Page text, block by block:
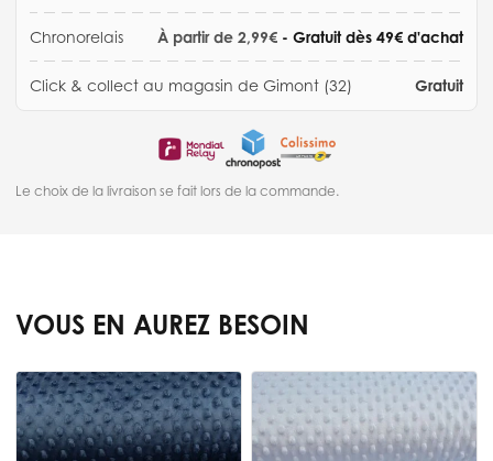
Chronorelais À partir de 2,99€ - Gratuit dès 49€ d'achat
Click & collect au magasin de Gimont (32) Gratuit
Le choix de la livraison se fait lors de la commande.
VOUS EN AUREZ BESOIN
Press to skip carousel